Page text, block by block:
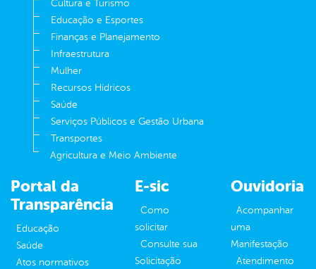
Cultura e Turismo
Educação e Esportes
Finanças e Planejamento
Infraestrutura
Mulher
Recursos Hídricos
Saúde
Serviços Públicos e Gestão Urbana
Transportes
Agricultura e Meio Ambiente
Portal da
Transparência
Educação
Saúde
Atos normativos
E-sic
Como
solicitar
Consulte sua
Solicitação
Ouvidoria
Acompanhar
uma
Manifestação
Atendimento